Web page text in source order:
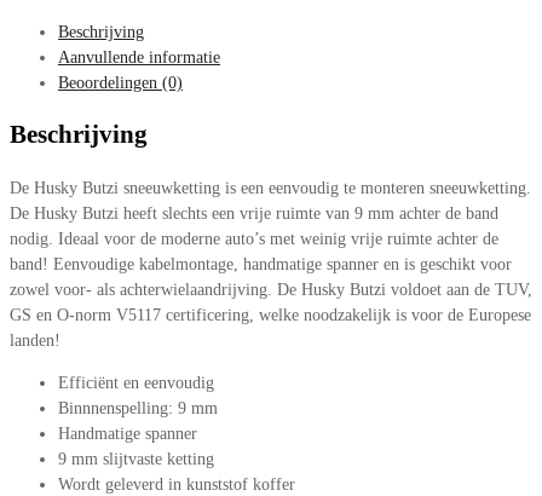
aantal
Beschrijving
Aanvullende informatie
Beoordelingen (0)
Beschrijving
De Husky Butzi sneeuwketting is een eenvoudig te monteren sneeuwketting.
De Husky Butzi heeft slechts een vrije ruimte van 9 mm achter de band
nodig. Ideaal voor de moderne auto’s met weinig vrije ruimte achter de
band! Eenvoudige kabelmontage, handmatige spanner en is geschikt voor
zowel voor- als achterwielaandrijving. De Husky Butzi voldoet aan de TUV,
GS en O-norm V5117 certificering, welke noodzakelijk is voor de Europese
landen!
Efficiënt en eenvoudig
Binnnenspelling: 9 mm
Handmatige spanner
9 mm slijtvaste ketting
Wordt geleverd in kunststof koffer